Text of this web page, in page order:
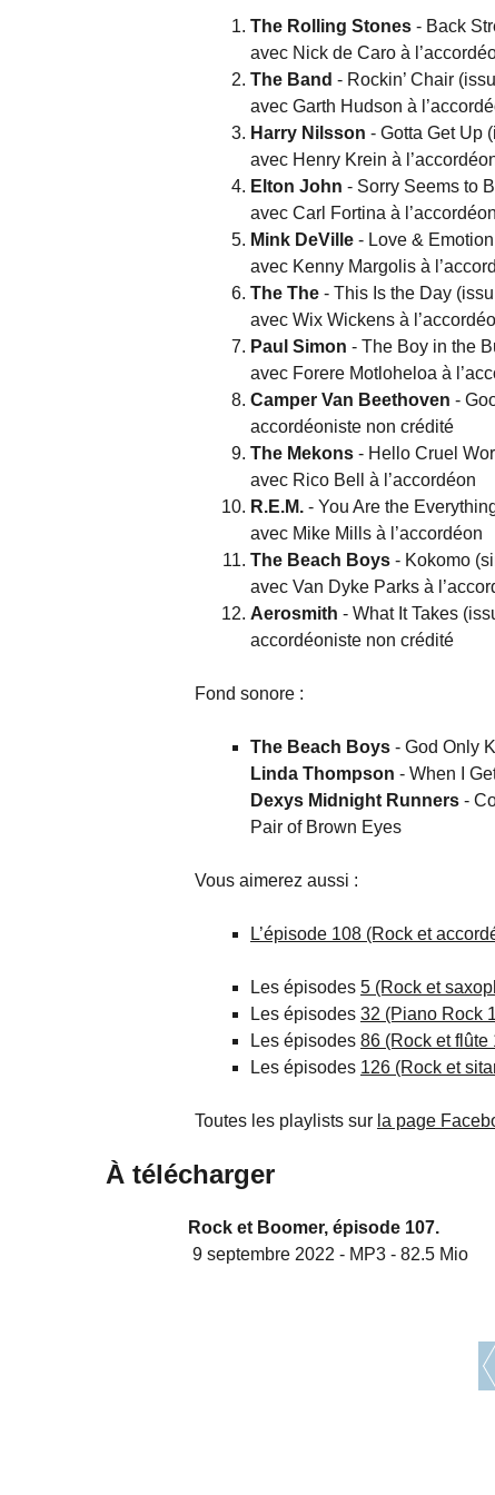
The Rolling Stones - Back
avec Nick de Caro à
The Band - Rockin’ Chair
avec Garth Hudson à
Harry Nilsson - Gotta Get Up
avec Henry Krein à
Elton John - Sorry Seems to
avec Carl Fortina à l’accordéon
Mink DeVille - Love &
avec Kenny Margolis à
The The - This Is the Day
avec Wix Wickens à
Paul Simon - The Boy in the
avec Forere Motloheloa à
Camper Van Beethoven -
accordéoniste non crédité
The Mekons - Hello Cruel
avec Rico Bell à l’accordéon
R.E.M. - You Are the
avec Mike Mills à l’accordéon
The Beach Boys - Kokomo
avec Van Dyke Parks à
Aerosmith - What It Takes
accordéoniste non crédité
Fond sonore :
The Beach Boys - God Only
Linda Thompson - When I
Dexys Midnight Runners -
Pair of Brown Eyes
Vous aimerez aussi :
L’épisode 108 (Rock et
Les épisodes 5 (Rock et
Les épisodes 32 (Piano Rock
Les épisodes 86 (Rock et flûte
Les épisodes 126 (Rock et
Toutes les playlists sur la page
À télécharger
Rock et Boomer, épisode 107.
9 septembre 2022 - MP3 - 82.5 Mio